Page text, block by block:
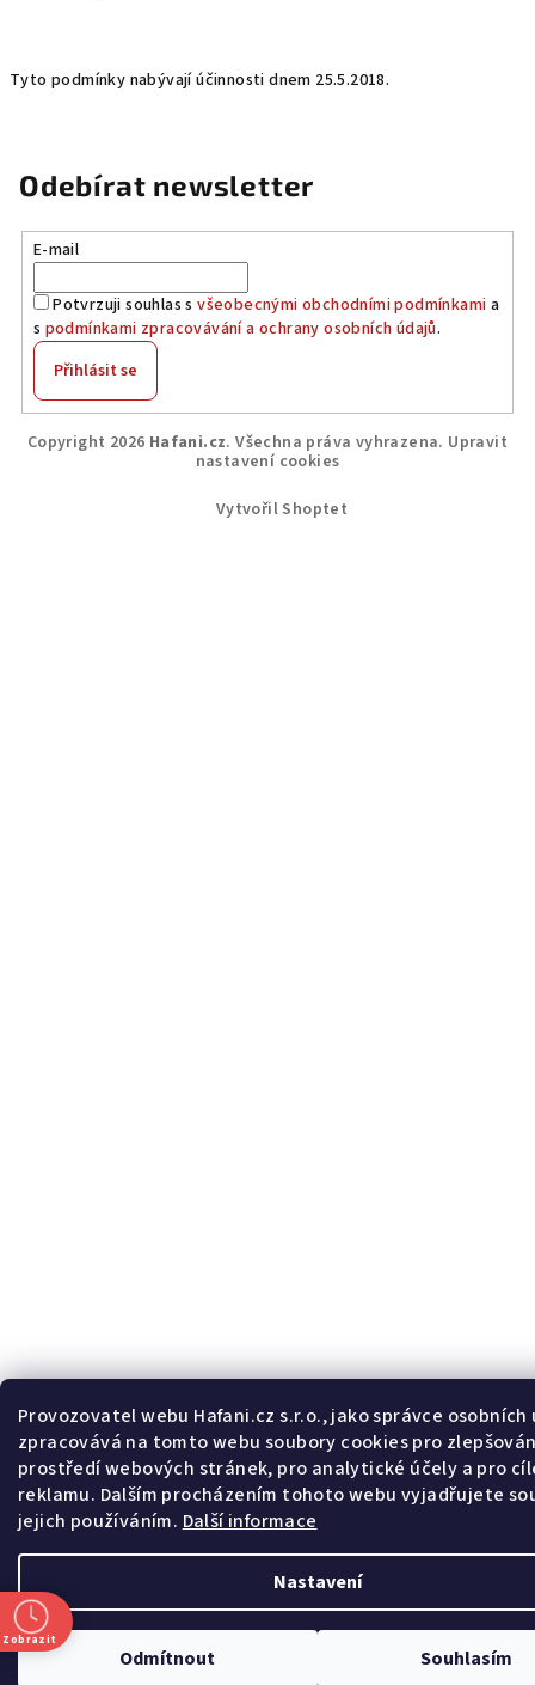
Provozovatel webu Hafani.cz s.r.o., jako správce osobních
zpracovává na tomto webu soubory cookies pro
prostředí webových stránek, pro analytické účely a pro
reklamu. Dalším procházením tohoto webu vyjadřujete
jejich používáním. Další informace
Nastavení
Odmítnout Souhlasím
Tyto podmínky nabývají účinnosti dnem 25.5.2018.
Odebírat newsletter
E-mail
Potvrzuji souhlas svšeobecnými obchodními podmínkami a
s podmínkami zpracovávání a ochrany osobních údajů.
Přihlásit se
Copyright 2026 Hafani.cz. Všechna práva vyhrazena. Upravit
nastavení cookies
Vytvořil Shoptet
Zobrazit